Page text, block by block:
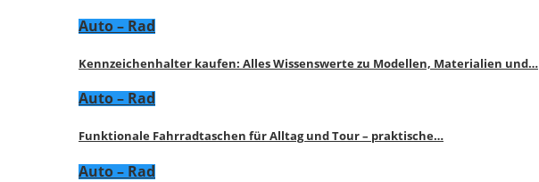
Auto – Rad
Kennzeichenhalter kaufen: Alles Wissenswerte zu Modellen, Materialien und…
Auto – Rad
Funktionale Fahrradtaschen für Alltag und Tour – praktische…
Auto – Rad